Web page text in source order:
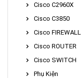
Cisco C2960X
Cisco C3850
Cisco FIREWALL
Cisco ROUTER
Cisco SWITCH
Phụ Kiện